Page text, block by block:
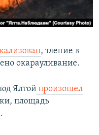
, тление в
окарауливание.
Ялтой произошел
площадь